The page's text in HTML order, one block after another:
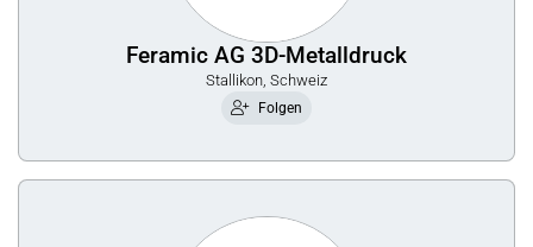
Feramic AG 3D-Metalldruck
Stallikon, Schweiz
Folgen